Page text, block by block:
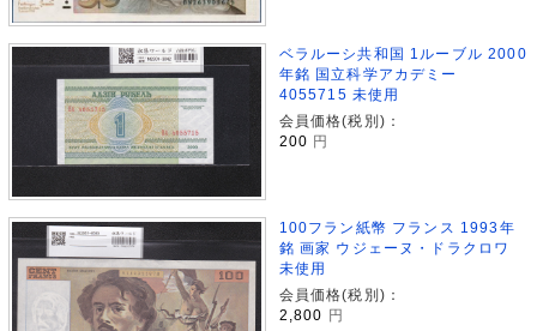
ベラルーシ共和国 1ルーブル 2000
年銘 国立科学アカデミー
4055715 未使用
会員価格(税別)：
200 円
100フラン紙幣 フランス 1993年
銘 画家 ウジェーヌ・ドラクロワ
未使用
会員価格(税別)：
2,800
円